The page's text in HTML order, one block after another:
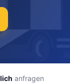
anfragen